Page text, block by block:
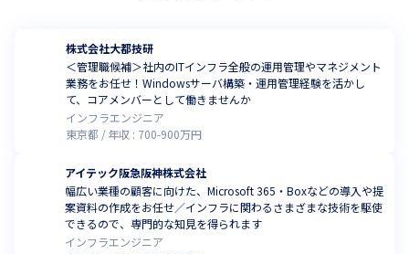
株式会社大都技研
＜管理職候補＞社内のITインフラ全般の運用管理やマネジメント
業務をお任せ！Windowsサーバ構築・運用管理経験を活かし
て、コアメンバーとして働きませんか
インフラエンジニア
東京都
年収 : 700-900万円
アイテック阪急阪神株式会社
幅広い業種の顧客に向けた、Microsoft 365・Boxなどの導入や提
案資料の作成をお任せ／インフラに関わるさまざまな技術を駆使
できるので、専門的な知見を得られます
インフラエンジニア